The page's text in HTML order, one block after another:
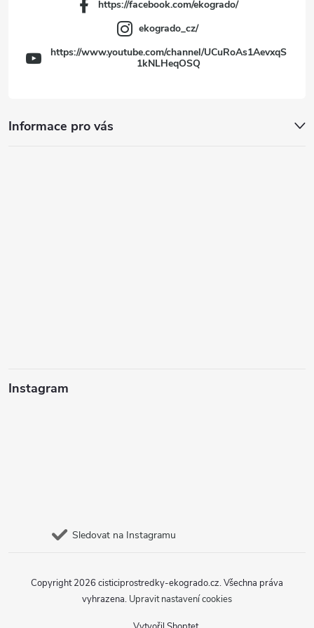
Informace pro vás
https://facebook.com/ekogrado/
ekogrado_cz/
https://www.youtube.com/channel/UCuRoAs1AevxqS
1kNLHeqOSQ
Instagram
Sledovat na Instagramu
Copyright 2026 cisticiprostredky-ekogrado.cz. Všechna práva
vyhrazena. Upravit nastavení cookies